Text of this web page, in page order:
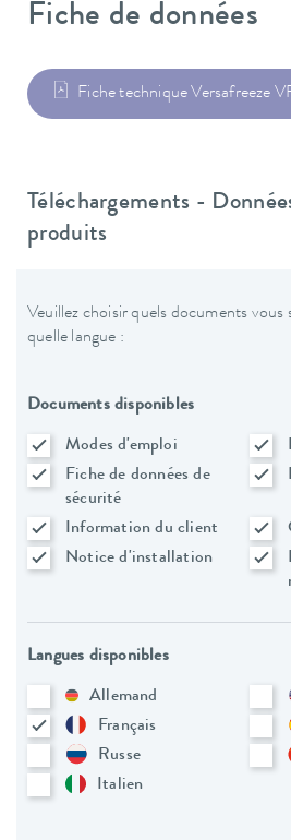
Fiche de données
Fiche technique Versafreeze
Téléchargements -
produits
Veuillez choisir quels documents vous
quelle langue :
Documents disponibles
Modes d'emploi
Fiche de données de
sécurité
Information du client
Notice d'installation
Langues disponibles
Allemand
Français
Russe
Italien